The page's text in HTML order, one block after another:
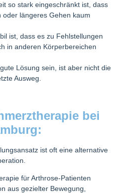
so stark eingeschränkt ist, dass
oder längeres Gehen kaum
ist, dass es zu Fehlstellungen
in anderen Körperbereichen
Lösung sein, ist aber nicht die
Ausweg.
bei
ist oft eine alternative
für Arthrose-Patienten
aus gezielter Bewegung,